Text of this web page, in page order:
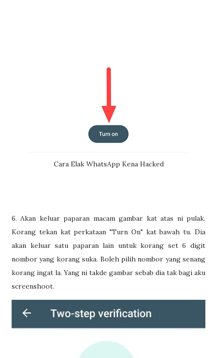
Cara Elak WhatsApp Kena Hacked
6. Akan keluar paparan macam gambar kat atas ni pulak.
Korang tekan kat perkataan "Turn On" kat bawah tu. Dia
akan keluar satu paparan lain untuk korang set 6 digit
nombor yang korang suka. Boleh pilih nombor yang senang
korang ingat la. Yang ni takde gambar sebab dia tak bagi aku
screenshoot.